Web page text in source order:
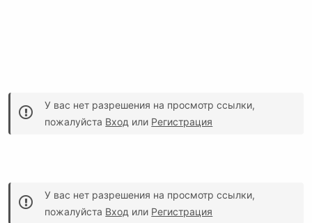
У вас нет разрешения на просмотр ссылки,
пожалуйста Вход или Регистрация
У вас нет разрешения на просмотр ссылки,
пожалуйста Вход или Регистрация